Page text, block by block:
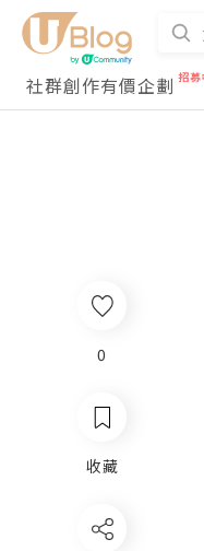
社群創作有價企劃
0
收藏